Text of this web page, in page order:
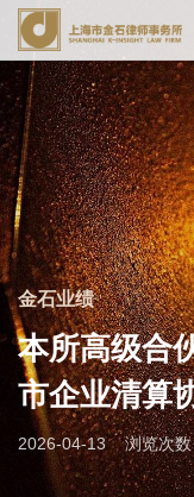
金石业绩
本所高级合
市企业清算
2026-04-13 浏览次